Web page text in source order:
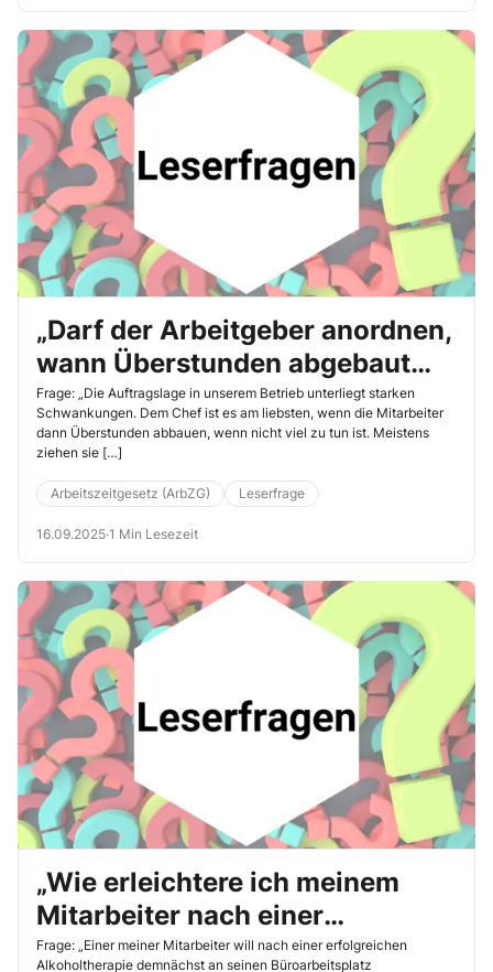
„Darf der Arbeitgeber anordnen,
wann Überstunden abgebaut
werden sollen?“
Frage: „Die Auftragslage in unserem Betrieb unterliegt starken
Schwankungen. Dem Chef ist es am liebsten, wenn die Mitarbeiter
dann Überstunden abbauen, wenn nicht viel zu tun ist. Meistens
ziehen sie […]
Arbeitszeitgesetz (ArbZG) Leserfrage
16.09.2025·1 Min Lesezeit
„Wie erleichtere ich meinem
Mitarbeiter nach einer
Alkoholtherapie die Rückkehr
Frage: „Einer meiner Mitarbeiter will nach einer erfolgreichen
Alkoholtherapie demnächst an seinen Büroarbeitsplatz